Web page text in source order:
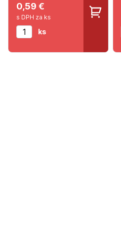
0,59 €
s DPH za ks
ks